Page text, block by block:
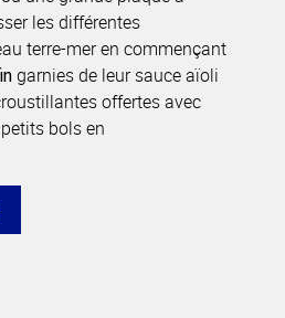
les différentes
terre-mer en commençant
garnies de leur sauce aïoli
offertes avec
bols en